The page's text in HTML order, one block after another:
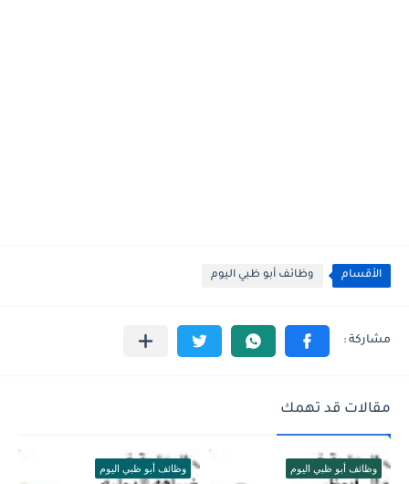
الأقسام وظائف أبو ظبي اليوم
مقالات قد تهمك
وظائف أبو ظبي اليوم وظائف أبو ظبي اليوم